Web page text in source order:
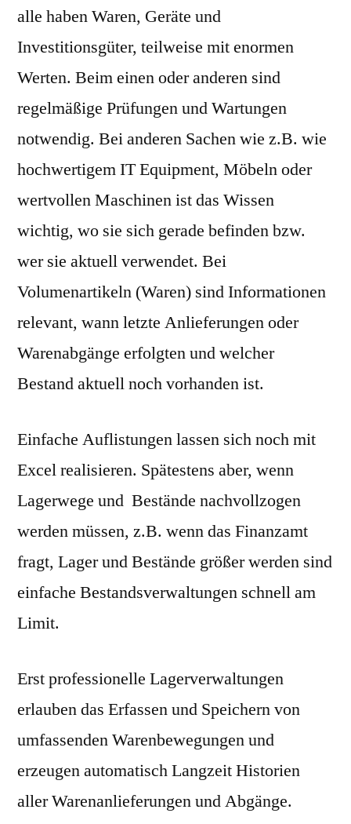
alle haben Waren, Geräte und
Investitionsgüter, teilweise mit enormen
Werten. Beim einen oder anderen sind
regelmäßige Prüfungen und Wartungen
notwendig. Bei anderen Sachen wie z.B. wie
hochwertigem IT Equipment, Möbeln oder
wertvollen Maschinen ist das Wissen
wichtig, wo sie sich gerade befinden bzw.
wer sie aktuell verwendet. Bei
Volumenartikeln (Waren) sind Informationen
relevant, wann letzte Anlieferungen oder
Warenabgänge erfolgten und welcher
Bestand aktuell noch vorhanden ist.
Einfache Auflistungen lassen sich noch mit
Excel realisieren. Spätestens aber, wenn
Lagerwege und Bestände nachvollzogen
werden müssen, z.B. wenn das Finanzamt
fragt, Lager und Bestände größer werden sind
einfache Bestandsverwaltungen schnell am
Limit.
Erst professionelle Lagerverwaltungen
erlauben das Erfassen und Speichern von
umfassenden Warenbewegungen und
erzeugen automatisch Langzeit Historien
aller Warenanlieferungen und Abgänge.